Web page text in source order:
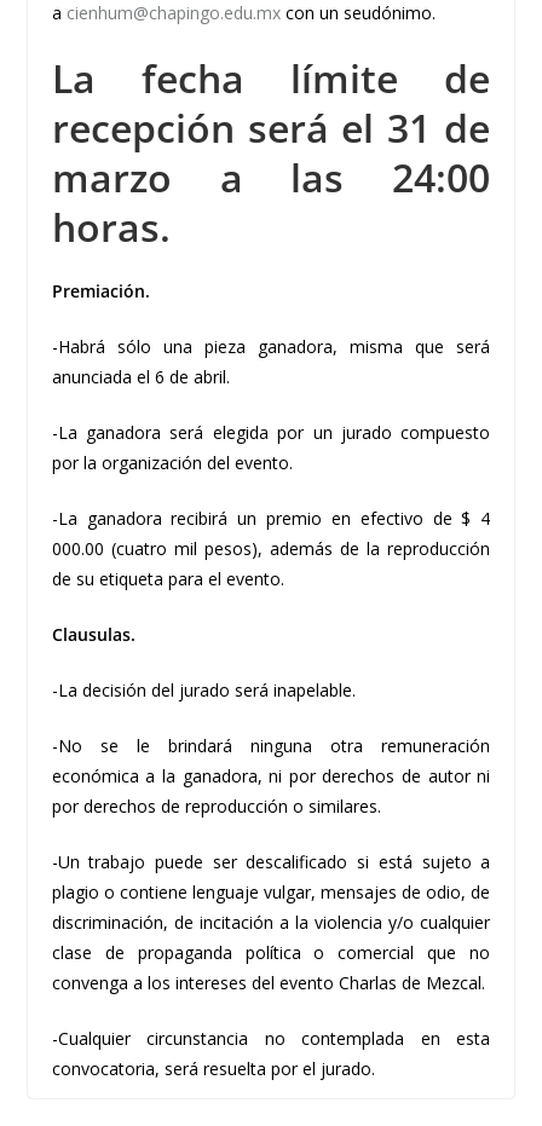
a cienhum@chapingo.edu.mxcon un seudónimo.
La fecha límite de
recepción será el 31 de
marzo a las 24:00
horas.
Premiación.
-Habrá sólo una pieza ganadora, misma que será
anunciada el 6 de abril.
-La ganadora será elegida por un jurado compuesto
por la organización del evento.
-La ganadora recibirá un premio en efectivo de $ 4
000.00 (cuatro mil pesos), además de la reproducción
de su etiqueta para el evento.
Clausulas.
-La decisión del jurado será inapelable.
-No se le brindará ninguna otra remuneración
económica a la ganadora, ni por derechos de autor ni
por derechos de reproducción o similares.
-Un trabajo puede ser descalificado si está sujeto a
plagio o contiene lenguaje vulgar, mensajes de odio, de
discriminación, de incitación a la violencia y/o cualquier
clase de propaganda política o comercial que no
convenga a los intereses del evento Charlas de Mezcal.
-Cualquier circunstancia no contemplada en esta
convocatoria, será resuelta por el jurado.